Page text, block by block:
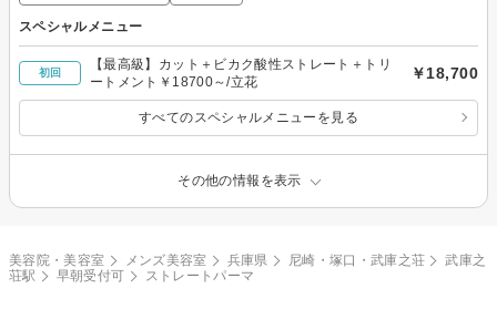
スペシャルメニュー
初回
【最高級】カット＋ビカク酸性ストレート＋トリ
ートメント￥18700～/立花
￥18,700
すべてのスペシャルメニューを見る
その他の情報を表示
美容院・美容室 メンズ美容室 兵庫県 尼崎・塚口・武庫之荘
武庫之
荘駅
早朝受付可 ストレートパーマ